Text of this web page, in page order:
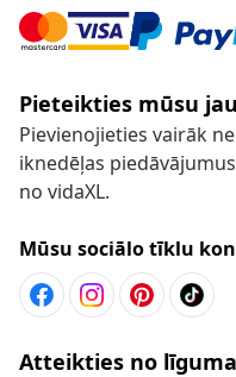
Pieteikties mūsu
Pievienojieties vairāk
iknedēļas
no vidaXL.
Mūsu sociālo tīklu
Atteikties no līguma